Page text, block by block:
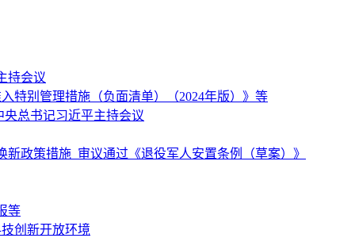
持会议
特别管理措施（负面清单）（2024年版）》等
总书记习近平主持会议
政策措施 审议通过《退役军人安置条例（草案）》
等
创新开放环境